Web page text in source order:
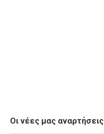
Οι νέες μας αναρτήσεις